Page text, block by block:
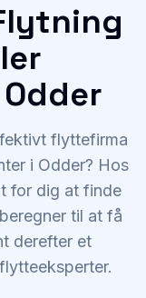
flyttefirma
i Odder? Hos
for dig at finde
til at få
derefter et